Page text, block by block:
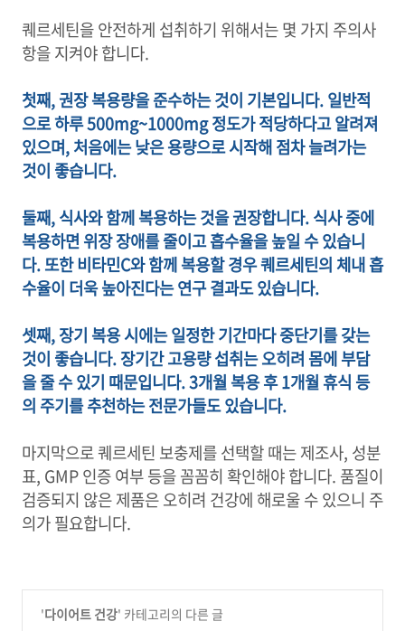
퀘르세틴을 안전하게 섭취하기 위해서는 몇 가지 주의사
항을 지켜야 합니다.
첫째, 권장 복용량을 준수하는 것이 기본입니다. 일반적
으로 하루 500mg~1000mg 정도가 적당하다고 알려져
있으며, 처음에는 낮은 용량으로 시작해 점차 늘려가는
것이 좋습니다.
둘째, 식사와 함께 복용하는 것을 권장합니다. 식사 중에
복용하면 위장 장애를 줄이고 흡수율을 높일 수 있습니
다. 또한 비타민C와 함께 복용할 경우 퀘르세틴의 체내 흡
수율이 더욱 높아진다는 연구 결과도 있습니다.
셋째, 장기 복용 시에는 일정한 기간마다 중단기를 갖는
것이 좋습니다. 장기간 고용량 섭취는 오히려 몸에 부담
을 줄 수 있기 때문입니다. 3개월 복용 후 1개월 휴식 등
의 주기를 추천하는 전문가들도 있습니다.
마지막으로 퀘르세틴 보충제를 선택할 때는 제조사, 성분
표, GMP 인증 여부 등을 꼼꼼히 확인해야 합니다. 품질이
검증되지 않은 제품은 오히려 건강에 해로울 수 있으니 주
의가 필요합니다.
'다이어트 건강' 카테고리의 다른 글